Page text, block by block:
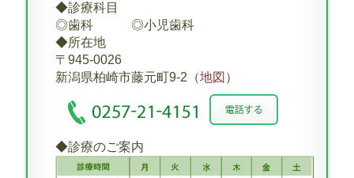
◆診療科目
◎歯科 ◎小児歯科
◆所在地
〒945-0026
新潟県柏崎市藤元町9-2 （地図）
◆診療のご案内